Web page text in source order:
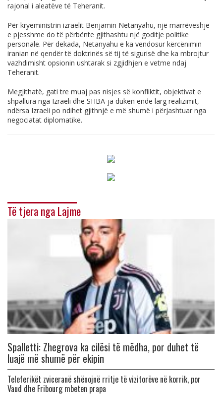
rajonal i aleatëve të Teheranit.
Për kryeministrin izraelit Benjamin Netanyahu, një marrëveshje
e pjesshme do të përbënte gjithashtu një goditje politike
personale. Për dekada, Netanyahu e ka vendosur kërcënimin
iranian në qendër të doktrinës së tij të sigurisë dhe ka mbrojtur
vazhdimisht opsionin ushtarak si zgjidhjen e vetme ndaj
Teheranit.
Megjithatë, gati tre muaj pas nisjes së konfliktit, objektivat e
shpallura nga Izraeli dhe SHBA-ja duken ende larg realizimit,
ndërsa Izraeli po ndihet gjithnjë e më shumë i përjashtuar nga
negociatat diplomatike.
Të tjera nga Lajme
Spalletti: Zhegrova ka cilësi të mëdha, por duhet të
luajë më shumë për ekipin
Teleferikët zviceranë shënojnë rritje të vizitorëve në korrik, por
Vaud dhe Fribourg mbeten prapa